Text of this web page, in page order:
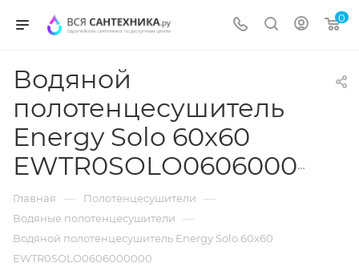
0
Водяной
полотенцесушитель
Energy Solo 60x60
EWTR0SOLO0606000000
Главная — Полотенцесушители —
Водяные полотенцесушители —
Водяной полотенцесушитель Energy Solo 60x60
EWTR0SOLO0606000000